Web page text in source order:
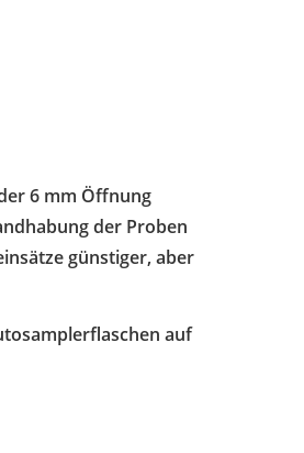
6 mm Öffnung
der Proben
günstiger, aber
auf